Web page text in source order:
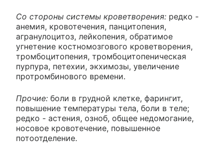
Со стороны системы кроветворения: редко -
анемия, кровотечения, панцитопения,
агранулоцитоз, лейкопения, обратимое
угнетение костномозгового кроветворения,
тромбоцитопения, тромбоцитопеническая
пурпура, петехии, экхимозы, увеличение
протромбинового времени.
Прочие: боли в грудной клетке, фарингит,
повышение температуры тела, боли в теле;
редко - астения, озноб, общее недомогание,
носовое кровотечение, повышенное
потоотделение.